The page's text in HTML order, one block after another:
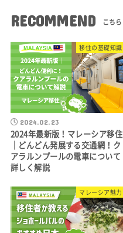
RECOMMEND
移住の基礎知識
2024.02.23
2024年最新版！マレーシア移住
｜どんどん発展する交通網！ク
アラルンプールの電車について
詳しく解説
マレーシア魅力